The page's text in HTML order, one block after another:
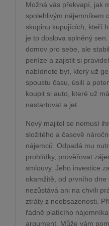
Možná vás překvapí, jak
spolehlivým nájemníkem
skupinu kupujících, kteří
je to doslova splněný
domov pro sebe, ale
peníze a zajistit si
nabídnete byt, který už
spoustu času, úsilí a
koupit si auto, které už
nastartovat a jet.
Nový majitel se nemusí
složitého a časově
nájemců. Odpadá mu
prohlídky, prověřovat
smlouvy. Jeho investice
okamžitě, od prvního
nezůstává ani na chvíli
ztráty z neobsazenosti.
řádně platícího
argument. Může vám